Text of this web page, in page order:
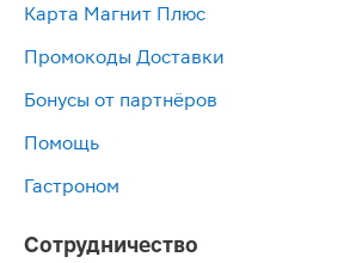
Карта Магнит Плюс
Промокоды Доставки
Бонусы от партнёров
Помощь
Гастроном
Сотрудничество